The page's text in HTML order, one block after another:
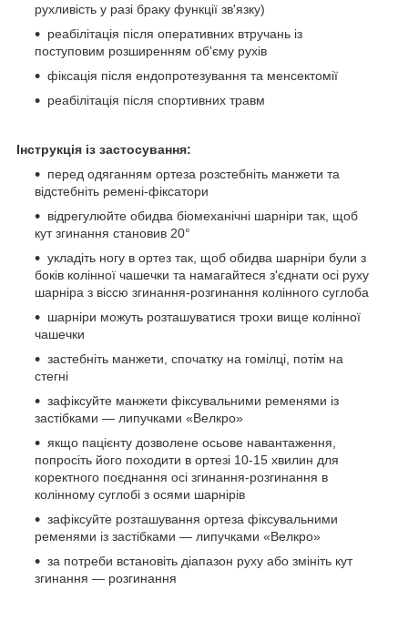
рухливість у разі браку функції зв'язку)
реабілітація після оперативних втручань із
поступовим розширенням об'єму рухів
фіксація після ендопротезування та менсектомії
реабілітація після спортивних травм
Інструкція із застосування:
перед одяганням ортеза розстебніть манжети та
відстебніть ремені-фіксатори
відрегулюйте обидва біомеханічні шарніри так, щоб
кут згинання становив 20°
укладіть ногу в ортез так, щоб обидва шарніри були з
боків колінної чашечки та намагайтеся з'єднати осі руху
шарніра з віссю згинання-розгинання колінного суглоба
шарніри можуть розташуватися трохи вище колінної
чашечки
застебніть манжети, спочатку на гомілці, потім на
стегні
зафіксуйте манжети фіксувальними ременями із
застібками — липучками «Велкро»
якщо пацієнту дозволене осьове навантаження,
попросіть його походити в ортезі 10-15 хвилин для
коректного поєднання осі згинання-розгинання в
колінному суглобі з осями шарнірів
зафіксуйте розташування ортеза фіксувальними
ременями із застібками — липучками «Велкро»
за потреби встановіть діапазон руху або змініть кут
згинання — розгинання